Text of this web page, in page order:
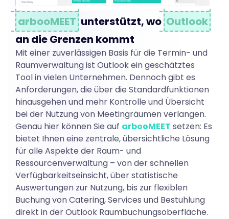
arbooMEET unterstützt, wo Outlook
an die Grenzen kommt
Mit einer zuverlässigen Basis für die Termin- und
Raumverwaltung ist Outlook ein geschätztes
Tool in vielen Unternehmen. Dennoch gibt es
Anforderungen, die über die Standardfunktionen
hinausgehen und mehr Kontrolle und Übersicht
bei der Nutzung von Meetingräumen verlangen.
Genau hier können Sie auf arbooMEET setzen: Es
bietet Ihnen eine zentrale, übersichtliche Lösung
für alle Aspekte der Raum- und
Ressourcenverwaltung – von der schnellen
Verfügbarkeitseinsicht, über statistische
Auswertungen zur Nutzung, bis zur flexiblen
Buchung von Catering, Services und Bestuhlung
direkt in der Outlook Raumbuchungsoberfläche.